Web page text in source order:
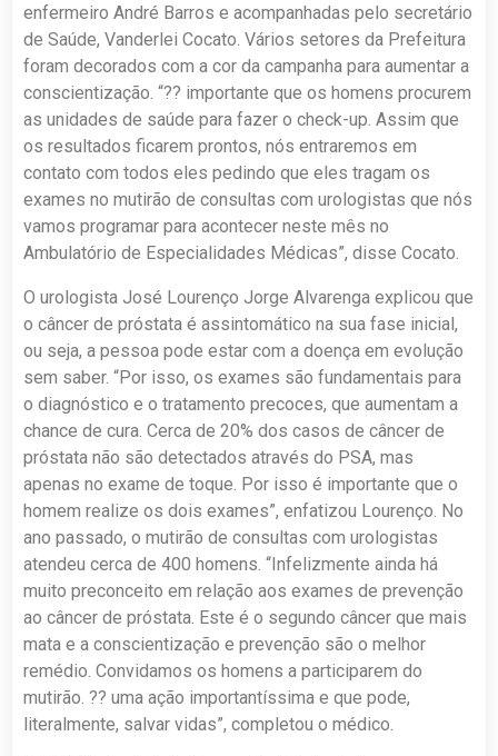
enfermeiro André Barros e acompanhadas pelo secretário
de Saúde, Vanderlei Cocato. Vários setores da Prefeitura
foram decorados com a cor da campanha para aumentar a
conscientização. “?? importante que os homens procurem
as unidades de saúde para fazer o check-up. Assim que
os resultados ficarem prontos, nós entraremos em
contato com todos eles pedindo que eles tragam os
exames no mutirão de consultas com urologistas que nós
vamos programar para acontecer neste mês no
Ambulatório de Especialidades Médicas”, disse Cocato.
O urologista José Lourenço Jorge Alvarenga explicou que
o câncer de próstata é assintomático na sua fase inicial,
ou seja, a pessoa pode estar com a doença em evolução
sem saber. “Por isso, os exames são fundamentais para
o diagnóstico e o tratamento precoces, que aumentam a
chance de cura. Cerca de 20% dos casos de câncer de
próstata não são detectados através do PSA, mas
apenas no exame de toque. Por isso é importante que o
homem realize os dois exames”, enfatizou Lourenço. No
ano passado, o mutirão de consultas com urologistas
atendeu cerca de 400 homens. “Infelizmente ainda há
muito preconceito em relação aos exames de prevenção
ao câncer de próstata. Este é o segundo câncer que mais
mata e a conscientização e prevenção são o melhor
remédio. Convidamos os homens a participarem do
mutirão. ?? uma ação importantíssima e que pode,
literalmente, salvar vidas”, completou o médico.